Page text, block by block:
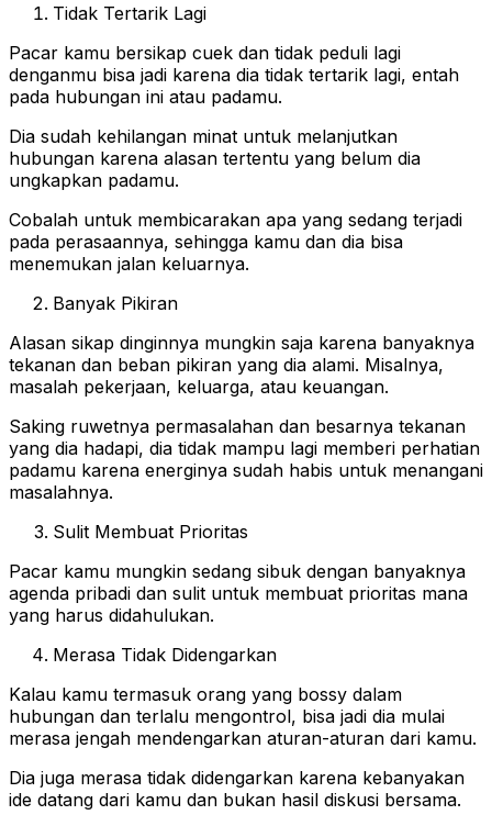
Tidak Tertarik Lagi
Pacar kamu bersikap cuek dan tidak peduli lagi
denganmu bisa jadi karena dia tidak tertarik lagi, entah
pada hubungan ini atau padamu.
Dia sudah kehilangan minat untuk melanjutkan
hubungan karena alasan tertentu yang belum dia
ungkapkan padamu.
Cobalah untuk membicarakan apa yang sedang terjadi
pada perasaannya, sehingga kamu dan dia bisa
menemukan jalan keluarnya.
Banyak Pikiran
Alasan sikap dinginnya mungkin saja karena banyaknya
tekanan dan beban pikiran yang dia alami. Misalnya,
masalah pekerjaan, keluarga, atau keuangan.
Saking ruwetnya permasalahan dan besarnya tekanan
yang dia hadapi, dia tidak mampu lagi memberi perhatian
padamu karena energinya sudah habis untuk menangani
masalahnya.
Sulit Membuat Prioritas
Pacar kamu mungkin sedang sibuk dengan banyaknya
agenda pribadi dan sulit untuk membuat prioritas mana
yang harus didahulukan.
Merasa Tidak Didengarkan
Kalau kamu termasuk orang yang bossy dalam
hubungan dan terlalu mengontrol, bisa jadi dia mulai
merasa jengah mendengarkan aturan-aturan dari kamu.
Dia juga merasa tidak didengarkan karena kebanyakan
ide datang dari kamu dan bukan hasil diskusi bersama.